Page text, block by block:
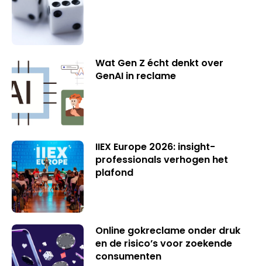
Wat Gen Z écht denkt over
GenAI in reclame
IIEX Europe 2026: insight-
professionals verhogen het
plafond
Online gokreclame onder druk
en de risico’s voor zoekende
consumenten